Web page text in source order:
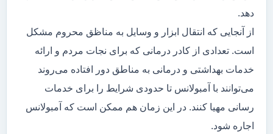
دهد.
از آنجایی که انتقال ابزار و وسایل به مناظق محروم مشکل
است. تعدادی از کادر درمانی که برای نجات مردم و ارائه
خدمات بهداشتی و درمانی به مناطق دور افتاده می‌روند
می‌توانند با آمبولانس تا حدودی شرایط را برای خدمات
رسانی مهیا کنند. در این زمان هم ممکن است که آمبولانس
اجاره شود.